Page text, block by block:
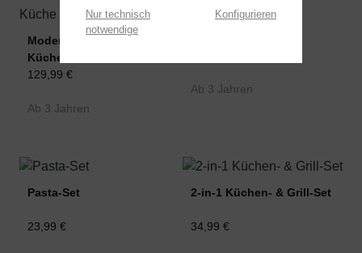
Moderne Smart-Home-
Küche
129,99 €
Ab 3 Jahren
Obst-Set
Ab 3 Jahren
Pasta-Set
23,99 €
2-in-1 Küchen- & Grill-Set
34,99 €
Nur technisch
notwendige
Konfigurieren